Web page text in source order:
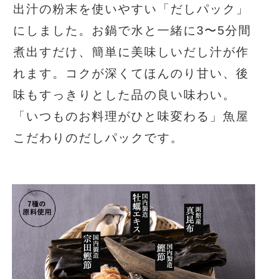
出汁の粉末を使いやすい「だしパック」
にしました。お鍋で水と一緒に3〜5分間
煮出すだけ、簡単に美味しいだし汁が作
れます。コクが深くてほんのり甘い、後
味もすっきりとした品の良い味わい。
「いつものお料理がひと味変わる」魚屋
こだわりのだしパックです。